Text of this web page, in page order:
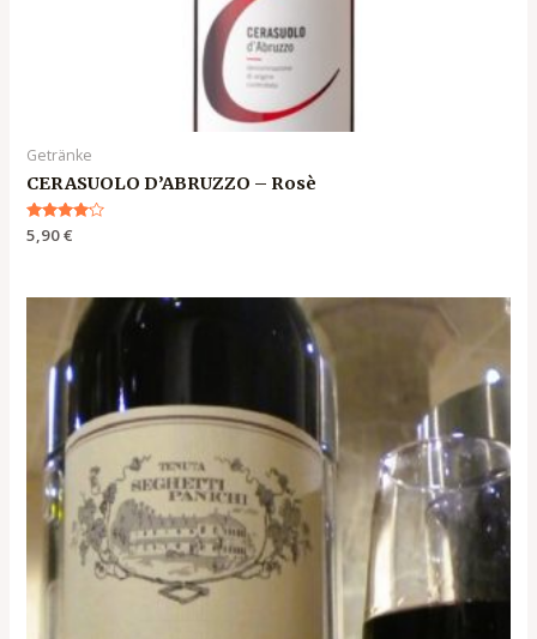
Getränke
CERASUOLO D’ABRUZZO – Rosè
Bewertet
mit
5,90€